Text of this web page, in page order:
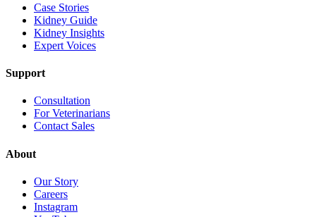
Case Stories
Kidney Guide
Kidney Insights
Expert Voices
Support
Consultation
For Veterinarians
Contact Sales
About
Our Story
Careers
Instagram